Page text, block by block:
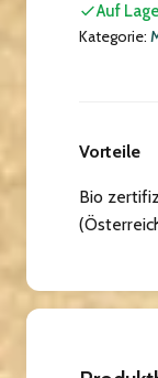
Auf
Kategorie:
Vorteile
Bio